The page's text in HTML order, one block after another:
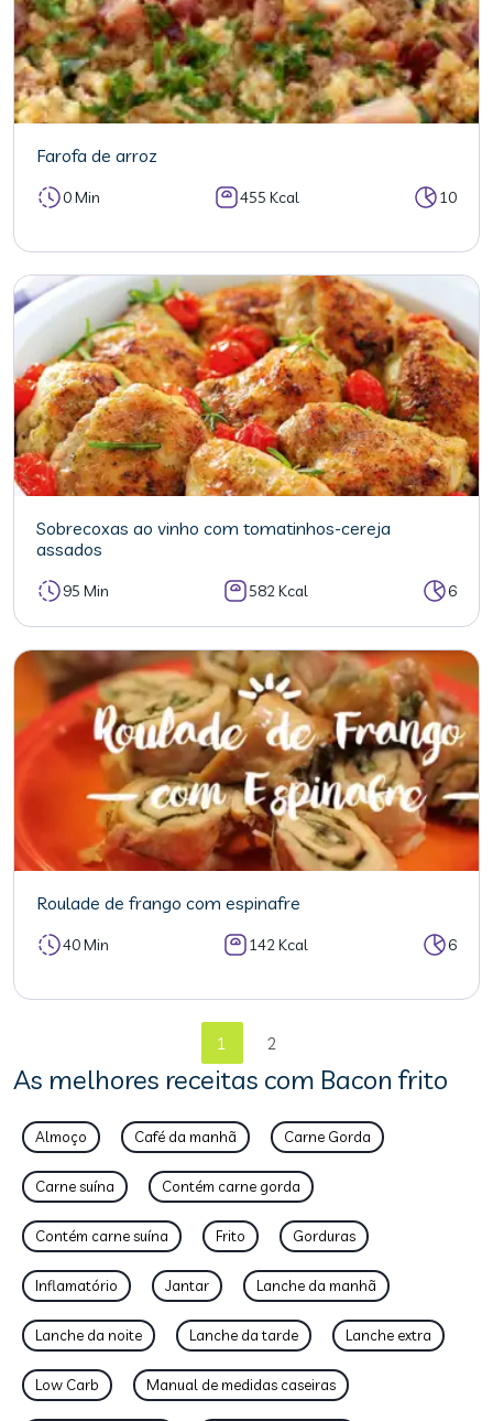
Farofa de arroz
0 Min 455 Kcal 10
Sobrecoxas ao vinho com tomatinhos-cereja
assados
95 Min 582 Kcal 6
Roulade de frango com espinafre
40 Min 142 Kcal 6
1 2
As melhores receitas com Bacon frito
Almoço Café da manhã Carne Gorda
Carne suína Contém carne gorda
Contém carne suína Frito Gorduras
Inflamatório Jantar Lanche da manhã
Lanche da noite Lanche da tarde Lanche extra
Low Carb Manual de medidas caseiras